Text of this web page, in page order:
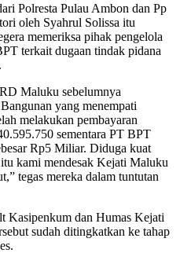
Polresta Pulau Ambon dan Pp
oleh Syahrul Solissa itu
memeriksa pihak pengelola
terkait dugaan tindak pidana
Maluku sebelumnya
yang menempati
melakukan pembayaran
sementara PT BPT
Rp5 Miliar. Diduga kuat
kami mendesak Kejati Maluku
tegas mereka dalam tuntutan
Kasipenkum dan Humas Kejati
sudah ditingkatkan ke tahap